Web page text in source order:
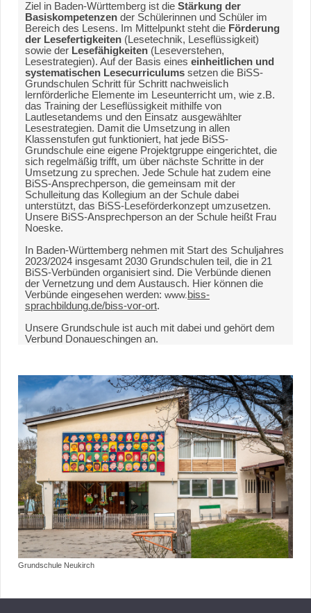
Ziel in Baden-Württemberg ist die Stärkung der
Basiskompetenzen der Schülerinnen und Schüler im
Bereich des Lesens. Im Mittelpunkt steht die Förderung
der Lesefertigkeiten (Lesetechnik, Leseflüssigkeit)
sowie der Lesefähigkeiten (Leseverstehen,
Lesestrategien). Auf der Basis eines einheitlichen und
systematischen Lesecurriculums setzen die BiSS-
Grundschulen Schritt für Schritt nachweislich
lernförderliche Elemente im Leseunterricht um, wie z.B.
das Training der Leseflüssigkeit mithilfe von
Lautlesetandems und den Einsatz ausgewählter
Lesestrategien. Damit die Umsetzung in allen
Klassenstufen gut funktioniert, hat jede BiSS-
Grundschule eine eigene Projektgruppe eingerichtet, die
sich regelmäßig trifft, um über nächste Schritte in der
Umsetzung zu sprechen. Jede Schule hat zudem eine
BiSS-Ansprechperson, die gemeinsam mit der
Schulleitung das Kollegium an der Schule dabei
unterstützt, das BiSS-Leseförderkonzept umzusetzen.
Unsere BiSS-Ansprechperson an der Schule heißt Frau
Noeske.
In Baden-Württemberg nehmen mit Start des Schuljahres
2023/2024 insgesamt 2030 Grundschulen teil, die in 21
BiSS-Verbünden organisiert sind. Die Verbünde dienen
der Vernetzung und dem Austausch. Hier können die
Verbünde eingesehen werden: www.biss-
sprachbildung.de/biss-vor-ort.
Unsere Grundschule ist auch mit dabei und gehört dem
Verbund Donaueschingen an.
Grundschule Neukirch